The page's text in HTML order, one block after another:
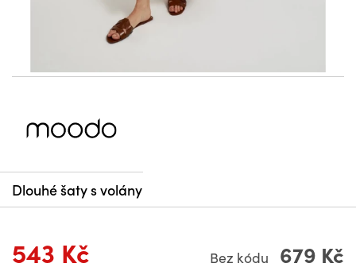
Dlouhé šaty s volány
543 Kč Bez kódu 679 Kč